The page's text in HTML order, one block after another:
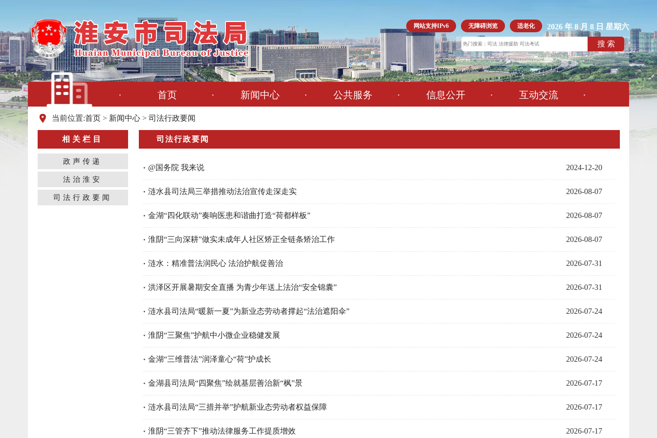
网站支持IPv6 无障碍浏览 适老化 2026 年 8 月 8 日 星期六
首页 新闻中心 公共服务 信息公开 互动交流
当前位置:首页 > 新闻中心 >司法行政要闻
相关栏目
政声传递
法治淮安
司法行政要闻
司法行政要闻
2024-12-20
@国务院 我来说
2026-08-07
涟水县司法局三举措推动法治宣传走深走实
2026-08-07
金湖“四化联动”奏响医患和谐曲打造“荷都样板”
2026-08-07
淮阴“三向深耕”做实未成年人社区矫正全链条矫治工作
2026-07-31
涟水：精准普法润民心 法治护航促善治
2026-07-31
洪泽区开展暑期安全直播 为青少年送上法治“安全锦囊”
2026-07-24
涟水县司法局“暖新一夏”为新业态劳动者撑起“法治遮阳伞”
2026-07-24
淮阴“三聚焦”护航中小微企业稳健发展
2026-07-24
金湖“三维普法”润泽童心“荷”护成长
2026-07-17
金湖县司法局“四聚焦”绘就基层善治新“枫”景
2026-07-17
涟水县司法局“三措并举”护航新业态劳动者权益保障
2026-07-17
淮阴“三管齐下”推动法律服务工作提质增效